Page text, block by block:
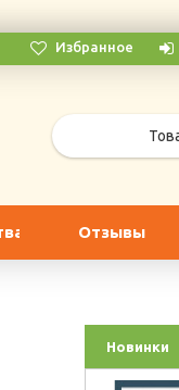
Избранное
Отзывы
Новинки